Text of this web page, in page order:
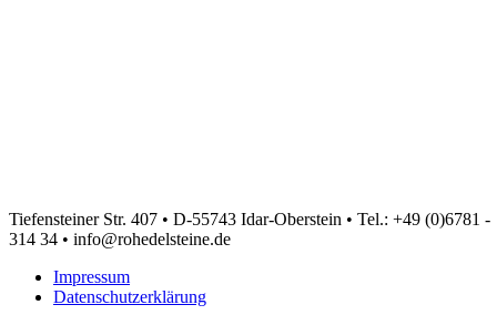
Tiefensteiner Str. 407 • D-55743 Idar-Oberstein • Tel.: +49 (0)6781 -
314 34 • info@rohedelsteine.de
Impressum
Datenschutzerklärung